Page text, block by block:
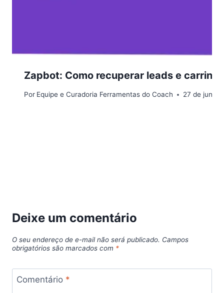
Zapbot: Como recuperar leads e
Por Equipe e Curadoria Ferramentas do Coach 27 de junho
Deixe um comentário
O seu endereço de e-mail não será publicado. Campos
obrigatórios são marcados com *
Comentário *